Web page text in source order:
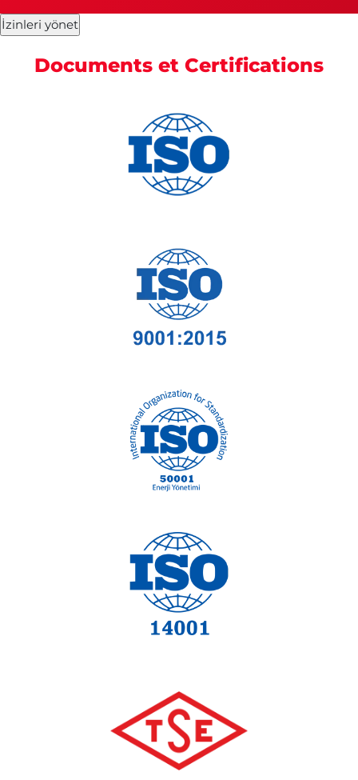
İzinleri yönet
Documents et Certifications